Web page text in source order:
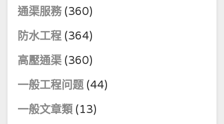
通渠服務 (360)
防水工程 (364)
高壓通渠 (360)
一般工程问题 (44)
一般文章類 (13)